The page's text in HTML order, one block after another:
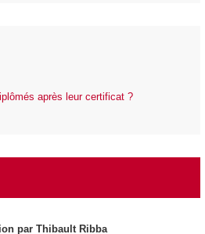
après leur certificat ?
par Thibault Ribba